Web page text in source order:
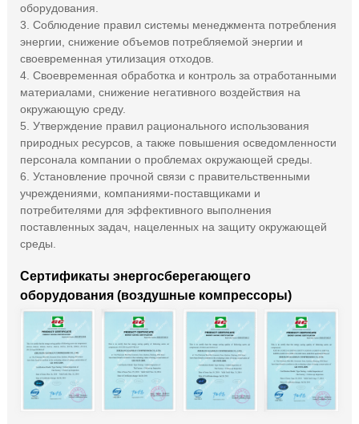
оборудования.
3. Соблюдение правил системы менеджмента потребления
энергии, снижение объемов потребляемой энергии и
своевременная утилизация отходов.
4. Своевременная обработка и контроль за отработанными
материалами, снижение негативного воздействия на
окружающую среду.
5. Утверждение правил рационального использования
природных ресурсов, а также повышения осведомленности
персонала компании о проблемах окружающей среды.
6. Установление прочной связи с правительственными
учреждениями, компаниями-поставщиками и
потребителями для эффективного выполнения
поставленных задач, нацеленных на защиту окружающей
среды.
Сертификаты энергосберегающего
оборудования (воздушные компрессоры)